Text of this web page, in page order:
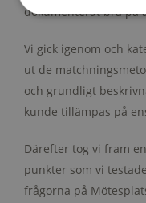
dokumenterat bra på
Vi gick igenom och
ut de
och grundligt
kunde tillämpas på
Därefter tog vi fram
punkter som vi
frågorna på